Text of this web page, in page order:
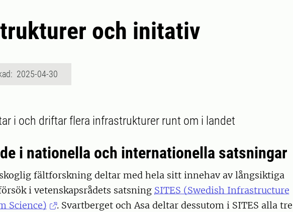
och initativ
2025-04-30
i och driftar flera infrastrukturer runt om i landet
i nationella och internationella satsningar
fältforskning deltar med hela sitt innehav av långsiktiga
i vetenskapsrådets satsning SITES (Swedish Infrastructure
Science)
. Svartberget och Asa deltar dessutom i SITES alla tre